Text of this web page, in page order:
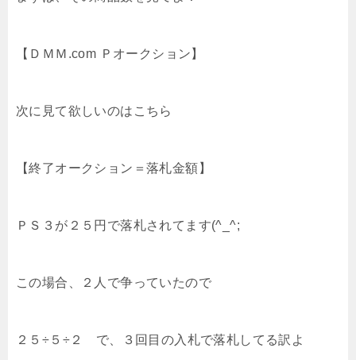
【ＤＭＭ.com Ｐオークション】
次に見て欲しいのはこちら
【終了オークション＝落札金額】
ＰＳ３が２５円で落札されてます(^_^;
この場合、２人で争っていたので
２５÷５÷２ で、３回目の入札で落札してる訳よ